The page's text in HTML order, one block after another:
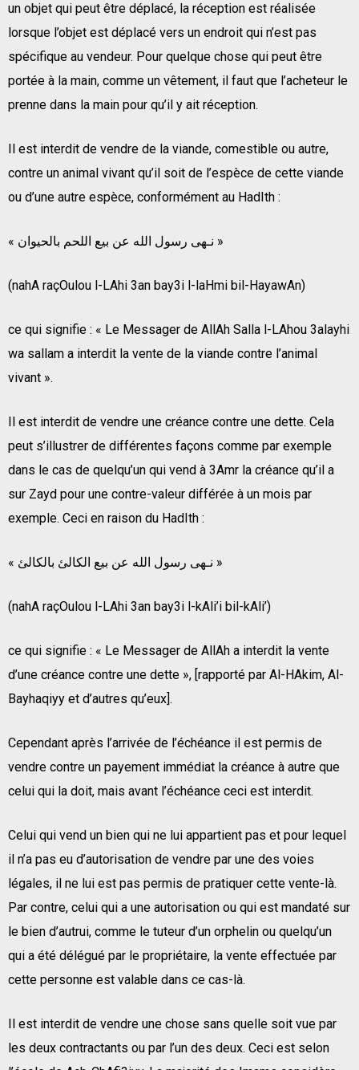
un objet qui peut être déplacé, la réception est réalisée
lorsque l’objet est déplacé vers un endroit qui n’est pas
spécifique au vendeur. Pour quelque chose qui peut être
portée à la main, comme un vêtement, il faut que l’acheteur le
prenne dans la main pour qu’il y ait réception.
Il est interdit de vendre de la viande, comestible ou autre,
contre un animal vivant qu’il soit de l’espèce de cette viande
ou d’une autre espèce, conformément au HadIth :
« نـهى رسول الله عن بيع اللحم بالحيوان »
(nahA raçOulou l-LAhi 3an bay3i l-laHmi bil-HayawAn)
ce qui signifie : « Le Messager de AllAh Salla l-LAhou 3alayhi
wa sallam a interdit la vente de la viande contre l’animal
vivant ».
Il est interdit de vendre une créance contre une dette. Cela
peut s’illustrer de différentes façons comme par exemple
dans le cas de quelqu’un qui vend à 3Amr la créance qu’il a
sur Zayd pour une contre-valeur différée à un mois par
exemple. Ceci en raison du HadIth :
« نـهى رسول الله عن بيع الكالئ بالكالئ »
(nahA raçOulou l-LAhi 3an bay3i l-kAli’i bil-kAli’)
ce qui signifie : « Le Messager de AllAh a interdit la vente
d’une créance contre une dette », [rapporté par Al-HAkim, Al-
Bayhaqiyy et d’autres qu’eux].
Cependant après l’arrivée de l’échéance il est permis de
vendre contre un payement immédiat la créance à autre que
celui qui la doit, mais avant l’échéance ceci est interdit.
Celui qui vend un bien qui ne lui appartient pas et pour lequel
il n’a pas eu d’autorisation de vendre par une des voies
légales, il ne lui est pas permis de pratiquer cette vente-là.
Par contre, celui qui a une autorisation ou qui est mandaté sur
le bien d’autrui, comme le tuteur d’un orphelin ou quelqu’un
qui a été délégué par le propriétaire, la vente effectuée par
cette personne est valable dans ce cas-là.
Il est interdit de vendre une chose sans quelle soit vue par
les deux contractants ou par l’un des deux. Ceci est selon